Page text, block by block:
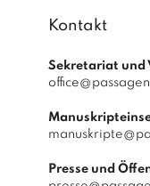
Kontakt
Sekretariat und
Presse und